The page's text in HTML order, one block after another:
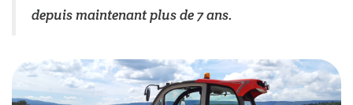
depuis maintenant plus de 7 ans.